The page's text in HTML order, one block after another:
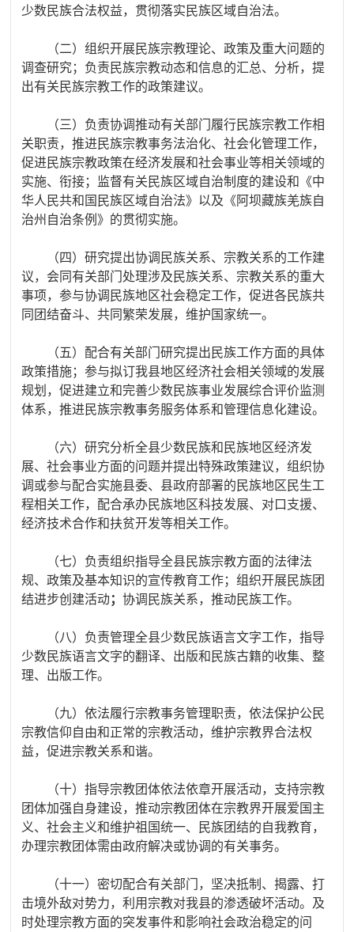
少数民族合法权益，贯彻落实民族区域自治法。
（二）组织开展民族宗教理论、政策及重大问题的
调查研究；负责民族宗教动态和信息的汇总、分析，提
出有关民族宗教工作的政策建议。
（三）负责协调推动有关部门履行民族宗教工作相
关职责，推进民族宗教事务法治化、社会化管理工作，
促进民族宗教政策在经济发展和社会事业等相关领域的
实施、衔接；
监督有关民族区域自治制度的建设和《中
华人民共和国民族区域自治法》以及《阿坝藏族羌族自
治州自治条例》的贯彻实施。
（四）研究提出协调民族关系、宗教关系的工作建
议，会同有关部门处理涉及民族关系、宗教关系的重大
事项，参与协调民族地区社会稳定工作，促进各民族共
同团结奋斗、共同繁荣发展，维护国家统一。
（五） 配合有关部门研究提出民族工作方面的具体
政策措施；参与拟订我县地区经济社会相关领域的发展
规划，促进建立和完善少数民族事业发展综合评价监测
体系，推进民族宗教事务服务体系和管理信息化建设。
（六）研究分析全县少数民族和民族地区经济发
展、社会事业方面的问题并提出特殊政策建议，组织协
调或参与配合实施县委、县政府部署的民族地区民生工
程相关工作，配合承办民族地区科技发展、对口支援、
经济技术合作和扶贫开发等相关工作。
（七）负责组织指导全县民族宗教方面的法律法
规、政策及基本知识的宣传教育工作；组织开展民族团
结进步创建活动；协调民族关系，推动民族工作。
（八）负责管理全县少数民族语言文字工作，指导
少数民族语言文字的翻译、出版和民族古籍的收集、整
理、出版工作。
（九）依法履行宗教事务管理职责，依法保护公民
宗教信仰自由和正常的宗教活动，维护宗教界合法权
益，促进宗教关系和谐。
（十）指导宗教团体依法依章开展活动，支持宗教
团体加强自身建设，推动宗教团体在宗教界开展爱国主
义、社会主义和维护祖国统一、民族团结的自我教育，
办理宗教团体需由政府解决或协调的有关事务。
（十一） 密切配合有关部门，坚决抵制、揭露、打
击境外敌对势力，利用宗教对我县的渗透破坏活动。及
时处理宗教方面的突发事件和影响社会政治稳定的问